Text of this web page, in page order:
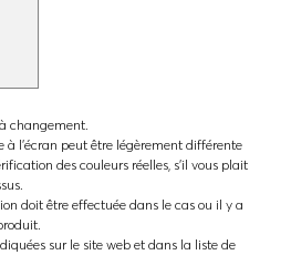
changement.
à l'écran peut être légèrement différente
des couleurs réelles, s'il vous plait
doit être effectuée dans le cas ou il y a
sur le site web et dans la liste de